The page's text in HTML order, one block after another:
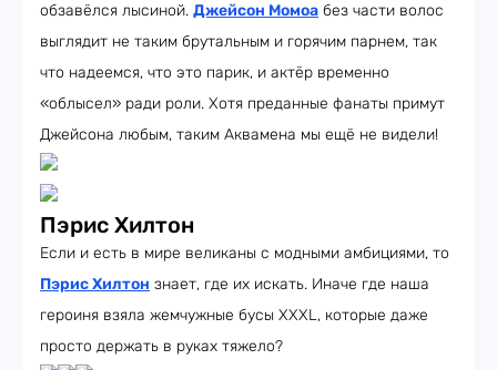
обзавёлся лысиной. Джейсон Момоа без части волос
выглядит не таким брутальным и горячим парнем, так
что надеемся, что это парик, и актёр временно
«облысел» ради роли. Хотя преданные фанаты примут
Джейсона любым, таким Аквамена мы ещё не видели!
Пэрис Хилтон
Если и есть в мире великаны с модными амбициями, то
Пэрис Хилтон знает, где их искать. Иначе где наша
героиня взяла жемчужные бусы XXXL, которые даже
просто держать в руках тяжело?